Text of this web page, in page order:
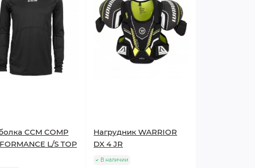
CCM COMP
L/S TOP
Нагрудник WARRIOR
DX 4 JR
В наличии